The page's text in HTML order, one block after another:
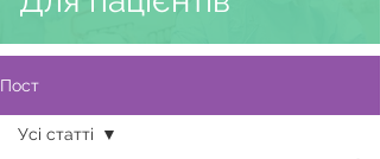
Пост
Усі статті